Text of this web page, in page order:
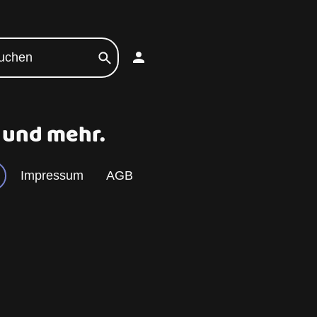
mehr.
Impressum AGB